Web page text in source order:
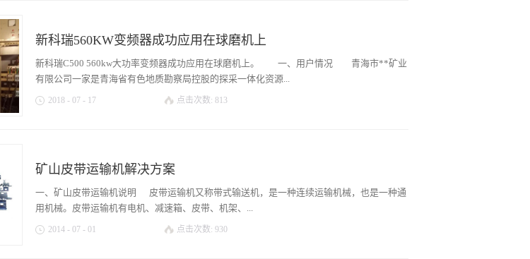
能量。 3、矿井绞车传统控制系统缺点 ①能耗大 矿井绞车传统调速方式为绕线
动困难，机械损伤严重 3、自动化程度低 应用变频器效果： 1、节能效果：在主
通风机中使用了新科瑞变频器控制风速，有效改变了风量风压的输出，实现了节能目的。而
将风机作为变频器负载设备，直接关系着风机的转速。从流体学来看，转速和通流量之间成
知将风机转速减小了二分之一，自然能耗也就随之而降低了八分之一，从而可知变速器实现
方面，CO污染和部分粉尘污染。变频器能够自动监测风机排出来的有害气体，如果其浓度超
超标，风机所排出...
新科瑞560KW变频器成功应用在球磨机上
2018 - 07 - 17 点击次数: 813
新科瑞C500 560kw大功率变频器成功应用在球磨机上。 一、用户情况 青海市**矿业
有限公司一家是青海省有色地质勘察局控股的探采一体化资源...
力耦合器启动，启动电流大对设备和电网的冲击较大，同时工频运行时易造成物料过度研
磨，研磨周期长，研磨效率低，单位产品功耗较大，这就促使人们去研制启动平滑，研磨效
率高、产量大、能耗底的球磨机控制系统，而变频调速技术以其卓越的调速性能、显著的节
现代电力传动技术的一个发展方向，但是在传统粉磨工艺中最主要的设备球磨机中，采用变
矿山皮带运输机解决方案
2014 - 07 - 01 点击次数: 930
一、矿山皮带运输机说明 皮带运输机又称带式输送机，是一种连续运输机械，也是一种通
用机械。皮带运输机有电机、减速箱、皮带、机架、...